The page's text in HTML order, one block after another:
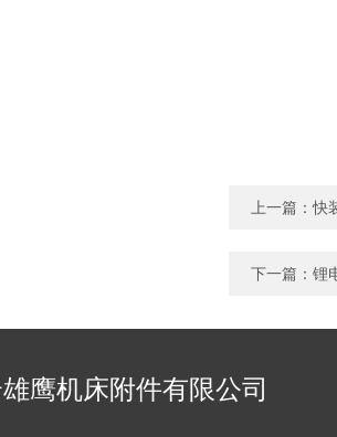
上一篇：快
下一篇： 锂
鹰机床附件有限公司